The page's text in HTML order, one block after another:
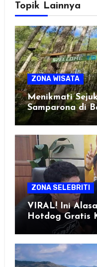
Topik Lainnya
ZONA WISATA
Menikmati
Samparona di
Healing Favorit!
ZONA SELEBRITI
VIRAL! Ini
Hotdog Gratis